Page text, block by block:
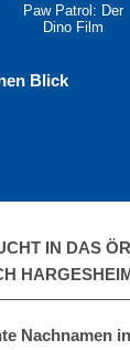
Paw Patrol: Der
Dino Film
Blick
IN DAS
Nachnamen